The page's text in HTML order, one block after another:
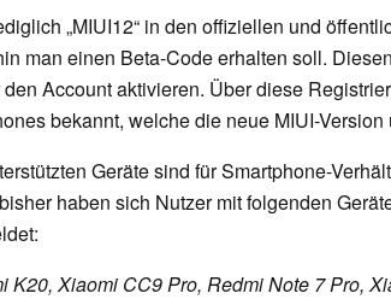
„MIUI12“ in den offiziellen und
man einen Beta-Code erhalten soll.
den Account aktivieren. Über diese
bekannt, welche die neue MIUI-Version
Geräte sind für Smartphone-
haben sich Nutzer mit folgenden
K20, Xiaomi CC9 Pro, Redmi Note 7 Pro,